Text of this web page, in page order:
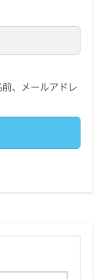
、メールアドレ